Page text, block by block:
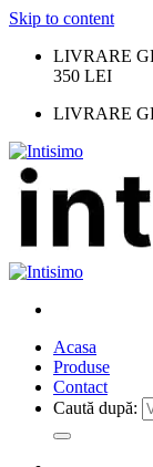
Skip to content
LIVRARE
350 LEI
LIVRARE
Acasa
Produse
Contact
Caută după: